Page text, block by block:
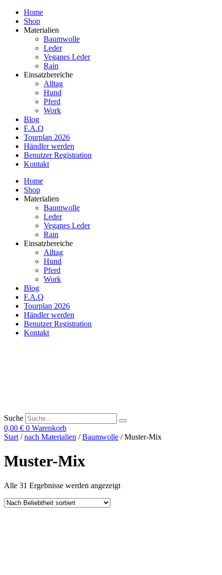
Home
Shop
Materialien
Baumwolle
Leder
Veganes Leder
Rain
Einsatzbereiche
Alltag
Hund
Pferd
Work
Blog
F.A.Q
Tourplan 2026
Händler werden
Benutzer Registration
Kontakt
Home
Shop
Materialien
Baumwolle
Leder
Veganes Leder
Rain
Einsatzbereiche
Alltag
Hund
Pferd
Work
Blog
F.A.Q
Tourplan 2026
Händler werden
Benutzer Registration
Kontakt
Suche
0,00 € 0 Warenkorb
Start /nach Materialien /Baumwolle / Muster-Mix
Muster-Mix
Alle 31 Ergebnisse werden angezeigtNach